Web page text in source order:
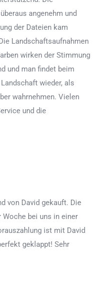
angenehm und
der Dateien kam
Landschaftsaufnahmen
wirken der Stimmung
und man findet beim
wieder, als
wahrnehmen. Vielen
und die
von David gekauft. Die
Woche bei uns in einer
ist mit David
geklappt! Sehr